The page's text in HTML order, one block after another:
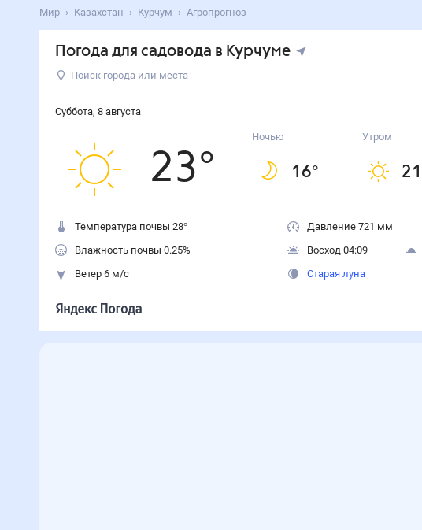
Мир Казахстан Курчум Агропрогноз
Погода для садовода в Курчуме
Поиск города или места
Суббота, 8 августа
23°
Ночью
16°
Утром
21
Температура почвы 28°
Влажность почвы 0.25%
Ветер 6 м/с
Давление 721 мм
Восход 04:09
Старая луна